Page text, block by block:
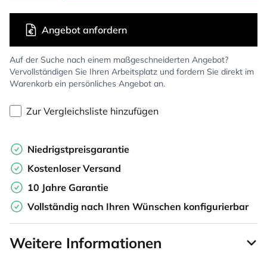
Auf der Suche nach einem maßgeschneiderten Angebot?
Vervollständigen Sie Ihren Arbeitsplatz und fordern Sie direkt im
Warenkorb ein persönliches Angebot an.
Angebot anfordern
Zur Vergleichsliste hinzufügen
Niedrigstpreisgarantie
Kostenloser Versand
10 Jahre Garantie
Vollständig nach Ihren Wünschen konfigurierbar
Weitere Informationen